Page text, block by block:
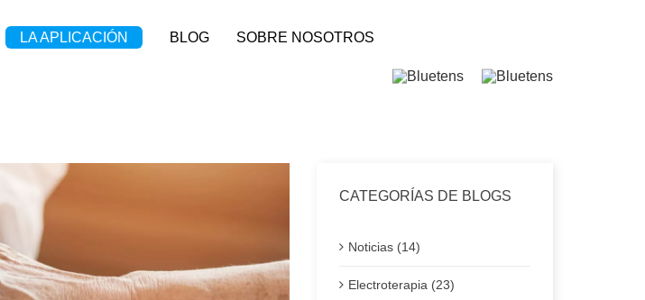
LA APLICACIÓN BLOG SOBRE NOSOTROS
et efficace
CATEGORÍAS DE BLOGS
Noticias (14)
Electroterapia (23)